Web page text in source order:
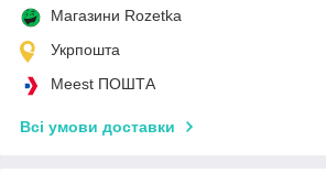
Магазини Rozetka
Укрпошта
Meest ПОШТА
Всі умови доставки